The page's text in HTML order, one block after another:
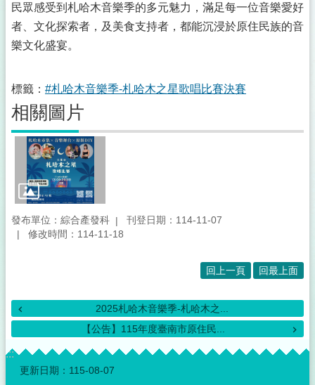
民眾感受到札哈木音樂季的多元魅力，滿足每一位音樂愛好
者、文化探索者，及美食支持者，都能沉浸於原住民族的音
樂文化盛宴。
標籤： #札哈木音樂季-札哈木之星歌唱比賽決賽
相關圖片
發布單位：綜合產發科
刊登日期：114-11-07
修改時間：114-11-18
回上一頁 回最上面
2025札哈木音樂季-札哈木之...
【公告】115年度臺南市原住民...
:::
更新日期： 115-08-07